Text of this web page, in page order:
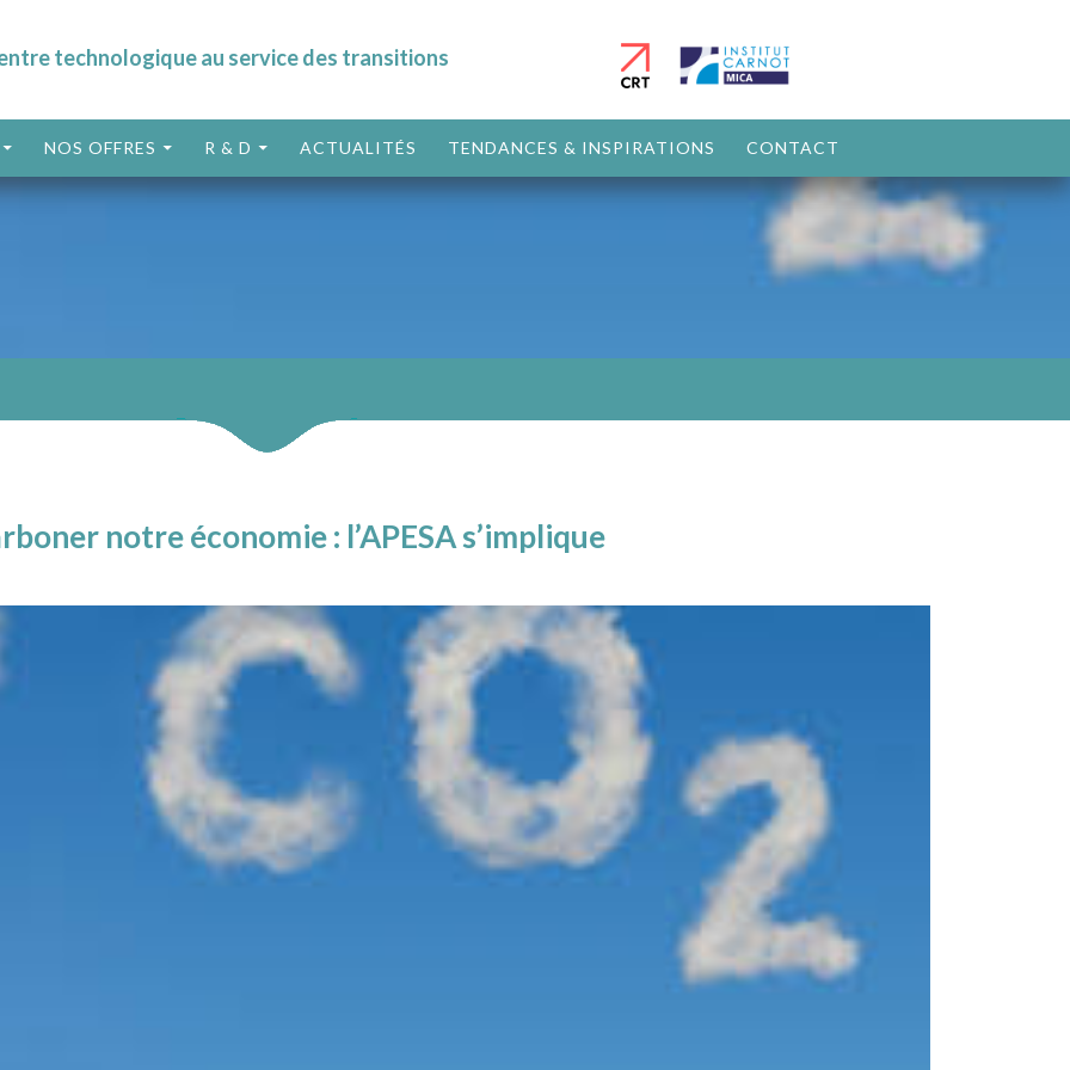
technologique au service des transitions
NOS OFFRES
R & D ACTUALITÉS TENDANCES & INSPIRATIONS CONTACT
notre économie : l’APESA s’implique